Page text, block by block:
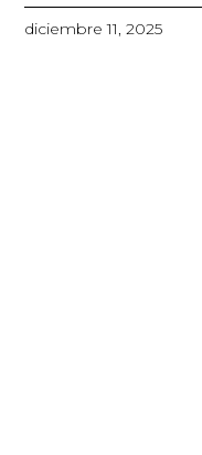
diciembre 11, 2025